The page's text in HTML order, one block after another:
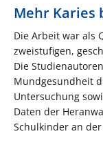
Mehr Karies
Die Arbeit war als
zweistufigen,
Die
Mundgesundheit
Untersuchung
Daten der
Schulkinder an